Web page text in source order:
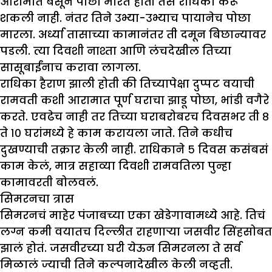
शकली नाही. नंतर तिने उभ्या-उभ्याच पायानेच पोछा
मारला. अर्ध्या तासाच्या कामानंतर ती दमून बिछान्यावर
पडली. त्या दिवशी नाश्ता आणि लंचदेखील तिच्या
सासूबाईंनाच करावा लागला.
राधिका हैराण झाली होती की तिच्यापेक्षा दुप्पट वयाची
रामवती कशी आरामात पूर्ण घराचा झाडू पोछा, भांडी वगैरे
करते. एवढेच नाही तर तिच्या घराबरोबरच दिवसभर ती ८
ते १० घरांमध्ये हे काम करायला जाते. तिने कधीच
दुखण्याची तक्रार केली नाही. राधिकाने ५ दिवस कसंबसं
काम केलं, मात्र सहाव्या दिवशी रामवतिला पुन्हा
कामावरती बोलवलं.
सिमरनचा त्रास
सिमरनचं माहेर पंजाबच्या एका खेडेगावामध्ये आहे. तिचं
लग्न कमी वयातच दिल्लीत राहणाऱ्या जसवीर सिंहसोबत
झालं होतं. जसवीरच्या घरी येऊन सिमरनला ते सर्व
मिळालं ज्याची तिने कल्पनादेखील केली नव्हती.